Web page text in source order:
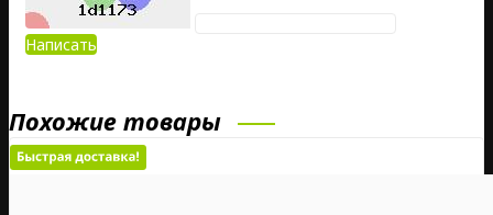
Написать
Похожие товары